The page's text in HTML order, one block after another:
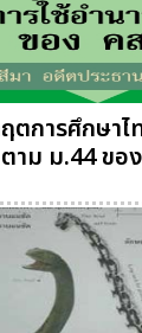
การศึกษาไ
ตาม ม.44 ขอ